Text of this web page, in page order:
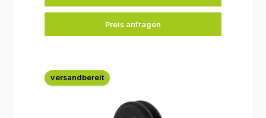
Preis anfragen
versandbereit